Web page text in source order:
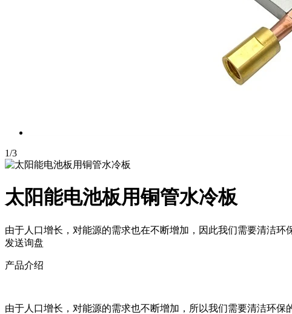
1/3
太阳能电池板用铜管水冷板
由于人口增长，对能源的需求也在不断增加，因此我们需要清洁
发送询盘
产品介绍
由于人口增长，对能源的需求也不断增加，所以我们需要清洁环